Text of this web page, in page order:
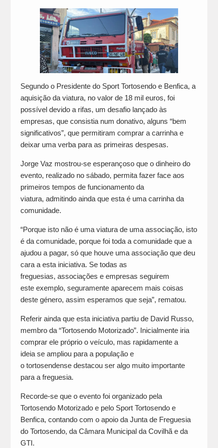
Segundo o Presidente do Sport Tortosendo e Benfica, a
aquisição da viatura, no valor de 18 mil euros, foi
possível devido a rifas, um desafio lançado às
empresas, que consistia num donativo, alguns “bem
significativos”, que permitiram comprar a carrinha e
deixar uma verba para as primeiras despesas.
Jorge Vaz mostrou-se esperançoso que o dinheiro do
evento, realizado no sábado, permita fazer face aos
primeiros tempos de funcionamento da
viatura, admitindo ainda que esta é uma carrinha da
comunidade.
“Porque isto não é uma viatura de uma associação, isto
é da comunidade, porque foi toda a comunidade que a
ajudou a pagar, só que houve uma associação que deu
cara a esta iniciativa. Se todas as
freguesias, associações e empresas seguirem
este exemplo, seguramente aparecem mais coisas
deste género, assim esperamos que seja”, rematou.
Referir ainda que esta iniciativa partiu de David Russo,
membro da “Tortosendo Motorizado”. Inicialmente iria
comprar ele próprio o veículo, mas rapidamente a
ideia se ampliou para a população e
o tortosendense destacou ser algo muito importante
para a freguesia.
Recorde-se que o evento foi organizado pela
Tortosendo Motorizado e pelo Sport Tortosendo e
Benfica, contando com o apoio da Junta de Freguesia
do Tortosendo, da Câmara Municipal da Covilhã e da
GTI.